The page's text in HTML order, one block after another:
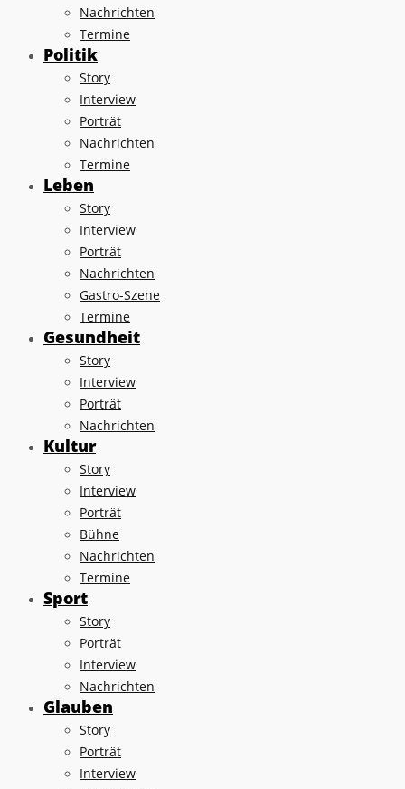
Nachrichten
Termine
Politik
Story
Interview
Porträt
Nachrichten
Termine
Leben
Story
Interview
Porträt
Nachrichten
Gastro-Szene
Termine
Gesundheit
Story
Interview
Porträt
Nachrichten
Kultur
Story
Interview
Porträt
Bühne
Nachrichten
Termine
Sport
Story
Porträt
Interview
Nachrichten
Glauben
Story
Porträt
Interview